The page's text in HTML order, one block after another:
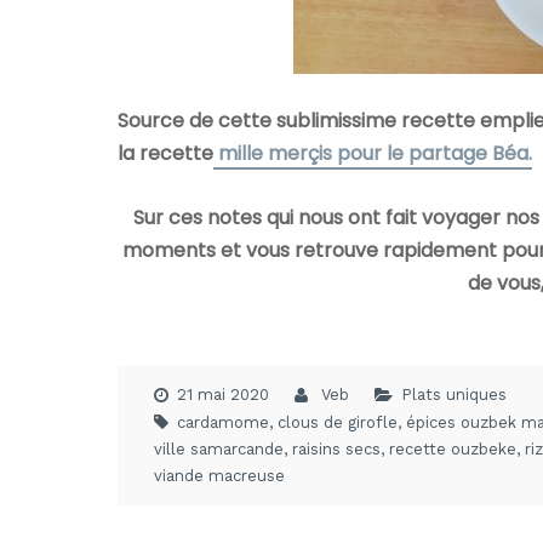
Source de cette sublimissime recette
la recette mille merçis pour le partage Béa.
Sur ces notes qui nous ont fait voyager
moments et vous retrouve rapidement
de
21 mai 2020 Veb
Plats uniques
cardamome, clous de girofle, épices ouzbek
ville samarcande, raisins secs, recette ouzbeke, riz
viande macreuse